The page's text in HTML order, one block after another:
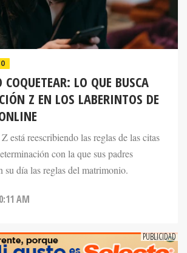
LO QUE BUSCA
Z EN LOS LABERINTOS DE
está reescribiendo las reglas de las citas
con la que sus padres
su día las reglas del matrimonio.